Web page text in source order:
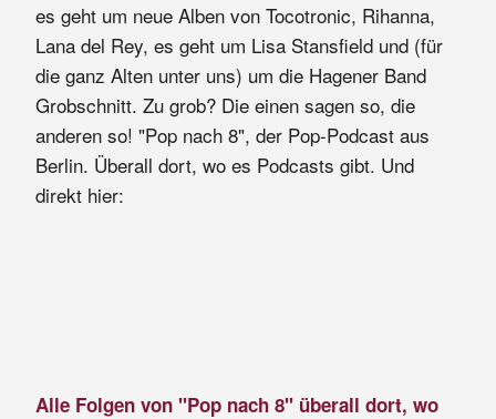
es geht um neue Alben von Tocotronic, Rihanna,
Lana del Rey, es geht um Lisa Stansfield und (für
die ganz Alten unter uns) um die Hagener Band
Grobschnitt. Zu grob? Die einen sagen so, die
anderen so! "Pop nach 8", der Pop-Podcast aus
Berlin. Überall dort, wo es Podcasts gibt. Und
direkt hier:
Alle Folgen von "Pop nach 8" überall dort, wo